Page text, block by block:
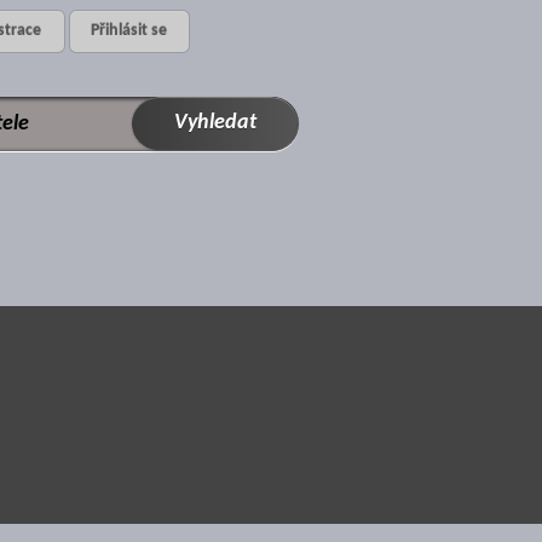
Přihlásit se